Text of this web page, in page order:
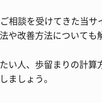
相談を受けてきた当
や改善方法についても
い人、歩留まりの計
ましょう。